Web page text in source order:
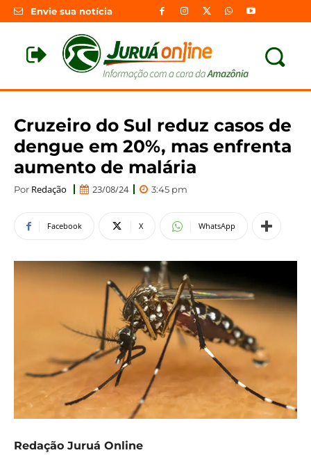
Envie sua notícia
Cruzeiro do Sul reduz casos de
dengue em 20%, mas enfrenta
aumento de malária
Por Redação 23/08/24 3:45 pm
Facebook X WhatsApp
Redação Juruá Online